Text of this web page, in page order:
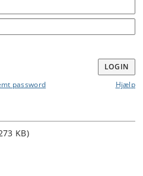
LOGIN
password Hjælp
KB)